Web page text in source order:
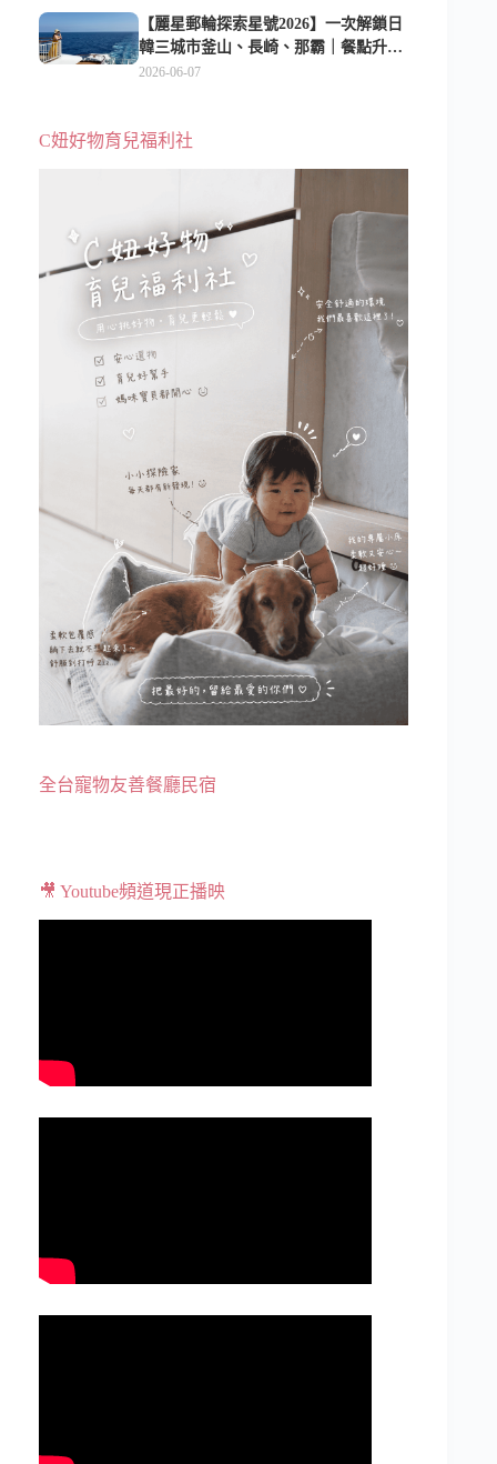
【麗星郵輪探索星號2026】一次解鎖日
韓三城市釜山、長崎、那霸｜餐點升
級、表演更新、船上慶生超難忘
2026-06-07
C妞好物育兒福利社
全台寵物友善餐廳民宿
🎥 Youtube頻道現正播映